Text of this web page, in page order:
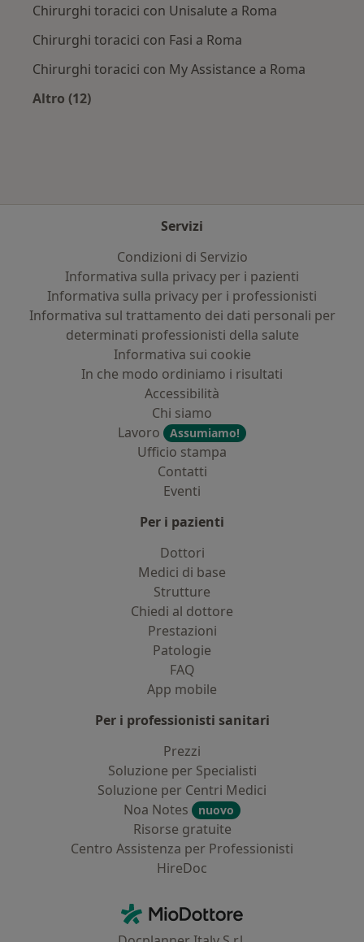
Chirurghi toracici con Unisalute a Roma
Chirurghi toracici con Fasi a Roma
Chirurghi toracici con My Assistance a Roma
Altro (12)
Servizi
Condizioni di Servizio
Informativa sulla privacy per i pazienti
Informativa sulla privacy per i professionisti
Informativa sul trattamento dei dati personali per
determinati professionisti della salute
Informativa sui cookie
In che modo ordiniamo i risultati
Accessibilità
Chi siamo
Lavoro
Assumiamo!
Ufficio stampa
Contatti
Eventi
Per i pazienti
Dottori
Medici di base
Strutture
Chiedi al dottore
Prestazioni
Patologie
FAQ
App mobile
Per i professionisti sanitari
Prezzi
Soluzione per Specialisti
Soluzione per Centri Medici
Noa Notes
nuovo
Risorse gratuite
Centro Assistenza per Professionisti
HireDoc
MioDottore - Homepage